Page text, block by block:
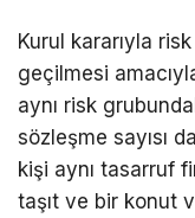
Kurul kararıyla
geçilmesi
aynı risk
sözleşme sayısı
kişi aynı tasarruf
taşıt ve bir konut